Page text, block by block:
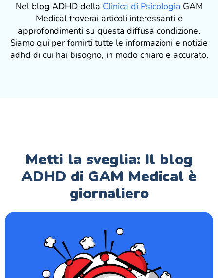
Nel blog ADHD della Clinica di Psicologia GAM
Medical troverai articoli interessanti e
approfondimenti su questa diffusa condizione.
Siamo qui per fornirti tutte le informazioni e notizie
adhd di cui hai bisogno, in modo chiaro e accurato.
Metti la sveglia: Il blog
ADHD di GAM Medical è
giornaliero